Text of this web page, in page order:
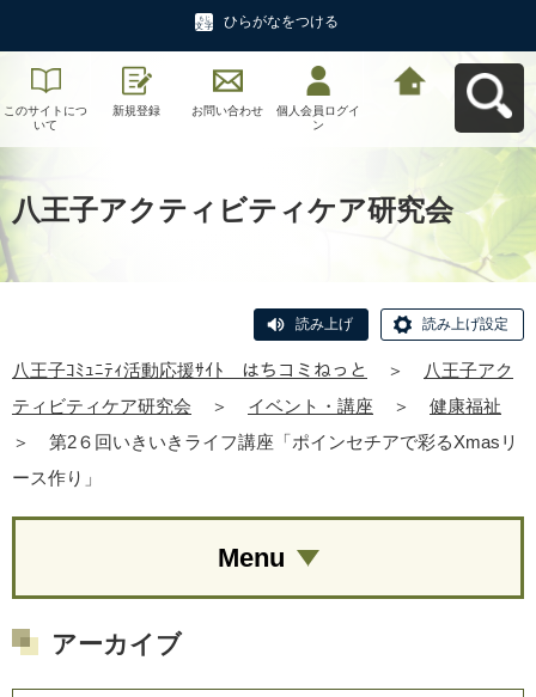
ひらがなをつける
このサイトにつ
いて
新規登録 お問い合わせ
個人会員ログイ
ン
八王子アクティビティケア研究会
読み上げ 読み上げ設定
八王子ｺﾐｭﾆﾃｨ活動応援ｻｲﾄ はちコミねっと ＞
八王子アク
ティビティケア研究会
＞ イベント・講座 ＞
健康福祉
＞
第2６回いきいきライフ講座「ポインセチアで彩るXmasリ
ース作り」
Menu
アーカイブ